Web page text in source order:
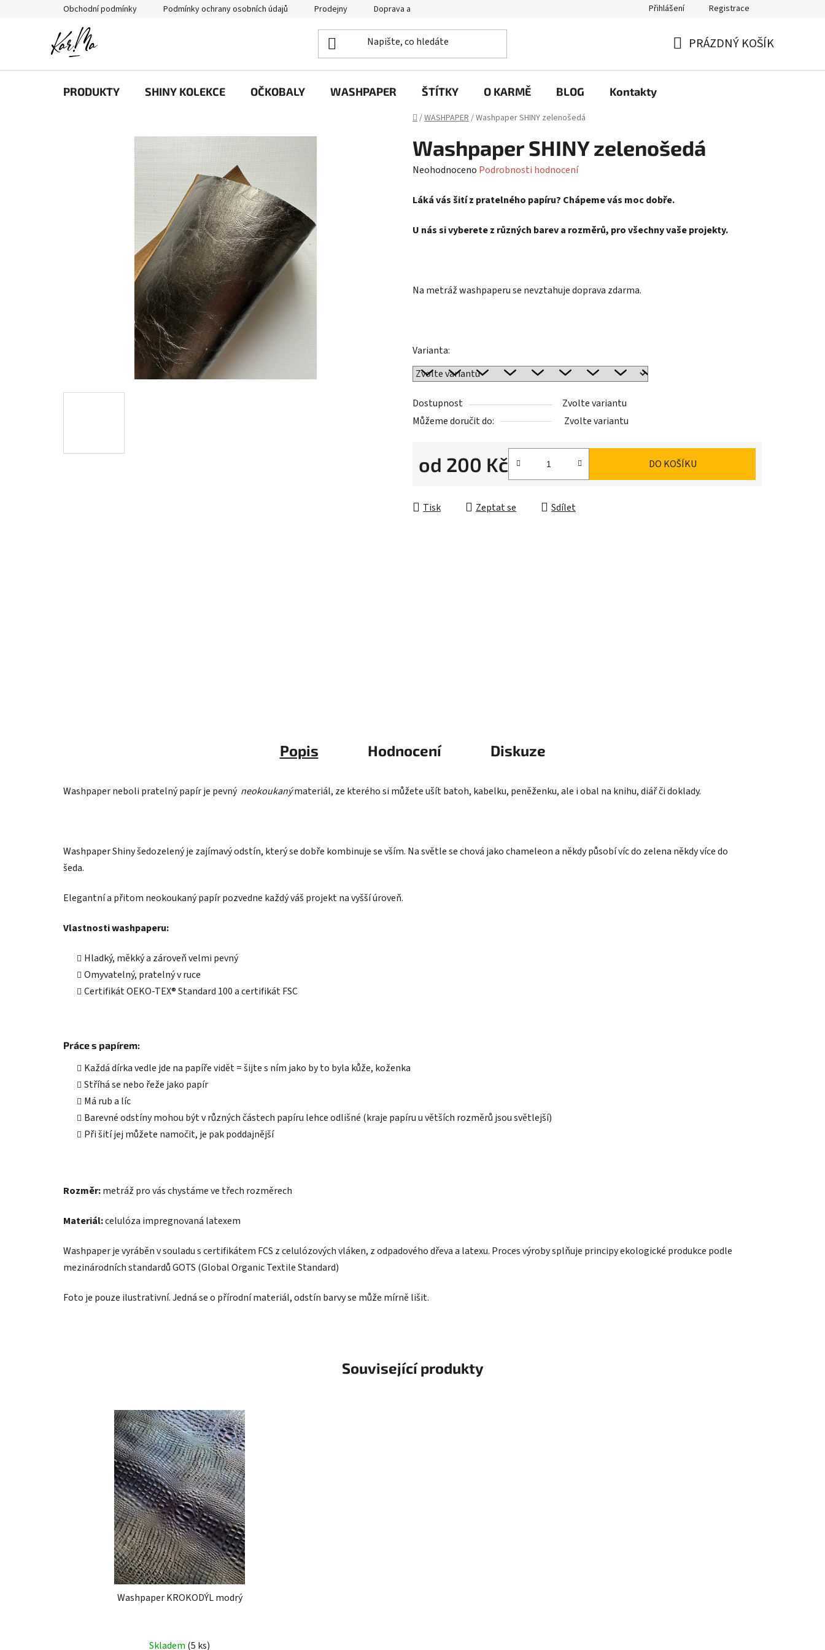
Obchodní podmínky Podmínky ochrany osobních údajů Prodejny Doprava a platba Možnosti výměny a reklamace
Přihlášení Registrace
PRÁZDNÝ KOŠÍK
PRODUKTY SHINY KOLEKCE OČKOBALY WASHPAPER ŠTÍTKY O KARMĚ BLOG Kontakty
Domů
/WASHPAPER /Washpaper SHINY zelenošedá
Washpaper SHINY zelenošedá
Průměrné
produktu
0,0
hvězdiček.
Neohodnoceno Podrobnosti hodnocení
Láká vás šití z pratelného papíru? Chápeme vás moc dobře.
U nás si vyberete z různých barev a rozměrů, pro všechny vaše projekty.
Na metráž washpaperu se nevztahuje doprava zdarma.
Varianta:
Dostupnost
Zvolte variantu
Můžeme doručit do:
Zvolte variantu
od 200 Kč DO KOŠÍKU
Tisk Zeptat se Sdílet
Popis Hodnocení Diskuze
Washpaper neboli pratelný papír je pevný neokoukanýmateriál, ze kterého si můžete ušít batoh, kabelku, peněženku, ale i obal na knihu, diář či doklady.
Washpaper Shiny šedozelený je zajímavý odstín, který se dobře kombinuje se vším. Na světle se chová jako chameleon a někdy působí víc do zelena někdy více do
šeda.
Elegantní a přitom neokoukaný papír pozvedne každý váš projekt na vyšší úroveň.
Vlastnosti washpaperu:
Hladký, měkký a zároveň velmi pevný
Omyvatelný, pratelný v ruce
Certifikát OEKO-TEX® Standard 100 a certifikát FSC
Práce s papírem:
Každá dírka vedle jde na papíře vidět = šijte s ním jako by to byla kůže, koženka
Stříhá se nebo řeže jako papír
Má rub a líc
Barevné odstíny mohou být v různých částech papíru lehce odlišné (kraje papíru u větších rozměrů jsou světlejší)
Při šití jej můžete namočit, je pak poddajnější
Rozměr:metráž pro vás chystáme ve třech rozměrech
Materiál:celulóza impregnovaná latexem
Washpaper je vyráběn v souladu s certifikátem FCS z celulózových vláken, z odpadového dřeva a latexu. Proces výroby splňuje principy ekologické produkce podle
mezinárodních standardů GOTS (Global Organic Textile Standard)
Foto je pouze ilustrativní. Jedná se o přírodní materiál, odstín barvy se může mírně lišit.
Související produkty
Washpaper KROKODÝL modrý
Skladem (5 ks)